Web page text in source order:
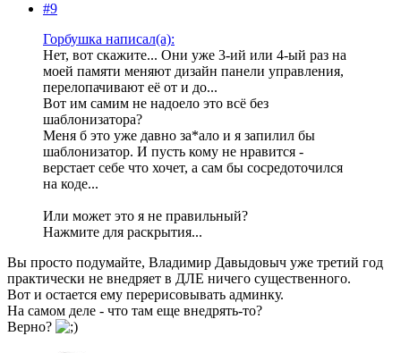
#9
Горбушка написал(а):
Нет, вот скажите... Они уже 3-ий или 4-ый раз на
моей памяти меняют дизайн панели управления,
перелопачивают её от и до...
Вот им самим не надоело это всё без
шаблонизатора?
Меня б это уже давно за*ало и я запилил бы
шаблонизатор. И пусть кому не нравится -
верстает себе что хочет, а сам бы сосредоточился
на коде...
Или может это я не правильный?
Нажмите для раскрытия...
Вы просто подумайте, Владимир Давыдовыч уже третий год
практически не внедряет в ДЛЕ ничего существенного.
Вот и остается ему перерисовывать админку.
На самом деле - что там еще внедрять-то?
Верно?